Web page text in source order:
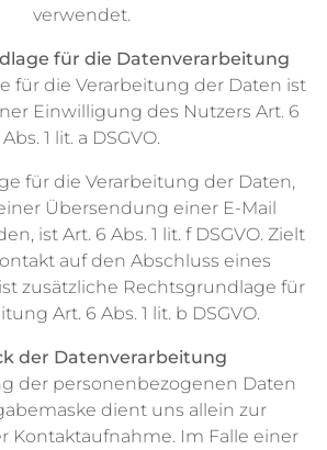
verwendet.
für die Datenverarbeitung
für die Verarbeitung der Daten ist
Einwilligung des Nutzers Art. 6
Abs. 1 lit. a DSGVO.
für die Verarbeitung der Daten,
Übersendung einer E-Mail
ist Art. 6 Abs. 1 lit. f DSGVO. Zielt
auf den Abschluss eines
zusätzliche Rechtsgrundlage für
Art. 6 Abs. 1 lit. b DSGVO.
der Datenverarbeitung
der personenbezogenen Daten
dient uns allein zur
Kontaktaufnahme. Im Falle einer